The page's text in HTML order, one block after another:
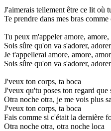
J'aimerais tellement être ce lit où
Te prendre dans mes bras
Tu peux m'appeler amore,
Sois sûre qu'on va s'adorer,
Je t'appellerai amore, amore,
Sois sûre qu'on va s'adorer,
J'veux ton corps, ta boca
J'veux qu'tu poses ton regard que
Otra noche otra, je me vois plus
J'veux ton corps, ta boca
Fais comme si c'était la dernière
Otra noche otra, otra noche loca